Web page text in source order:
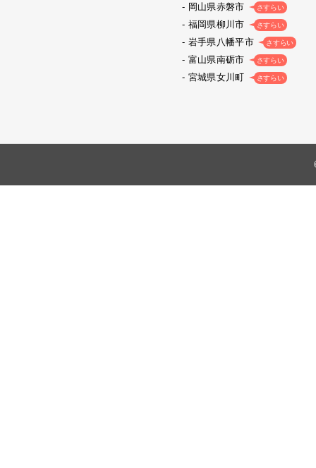
岡山県赤磐市 さすらい
福岡県柳川市 さすらい
岩手県八幡平市 さすらい
富山県南砺市 さすらい
宮城県女川町 さすらい